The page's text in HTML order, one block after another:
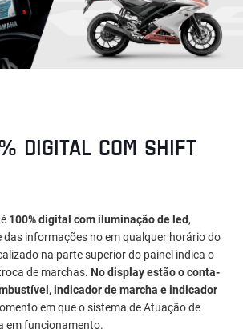
DIGITAL COM SHIFT
100% digital com iluminação de led,
informações no em qualquer horário do
na parte superior do painel indica o
de marchas. No display estão o conta-
indicador de marcha e indicador
em que o sistema de Atuação de
em funcionamento.